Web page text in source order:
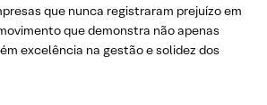
que nunca registraram prejuízo em
que demonstra não apenas
excelência na gestão e solidez dos